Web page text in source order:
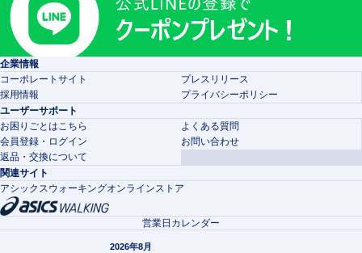
企業情報
コーポレートサイト
プレスリリース
採用情報
プライバシーポリシー
ユーザーサポート
お困りごとはこちら
よくある質問
会員登録・ログイン
お問い合わせ
返品・交換について
関連サイト
アシックスウォーキングオンラインストア
営業日カレンダー
2026年8月